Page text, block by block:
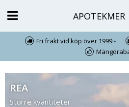
APOTEKMER
Fri frakt vid köp över 1999:-
REA
Större kvantiteter